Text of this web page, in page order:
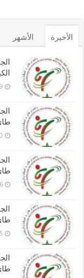
الأخيرة الأشهر
9 يوليو 2026
30
26
25